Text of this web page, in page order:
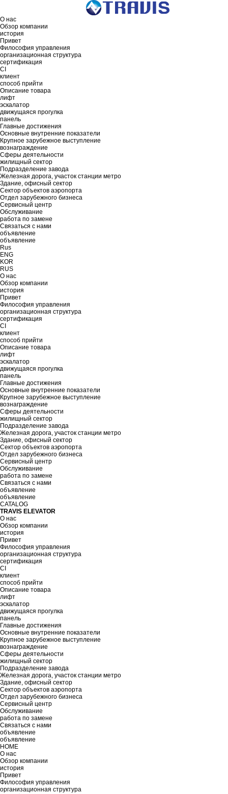
О нас
Обзор компании
история
Привет
Философия управления
организационная структура
сертификация
CI
клиент
способ прийти
Описание товара
лифт
эскалатор
движущаяся прогулка
панель
Главные достижения
Основные внутренние показатели
Крупное зарубежное выступление
вознаграждение
Сферы деятельности
жилищный сектор
Подразделение завода
Железная дорога, участок станции метро
Здание, офисный сектор
Сектор объектов аэропорта
Отдел зарубежного бизнеса
Сервисный центр
Обслуживание
работа по замене
Связаться с нами
объявление
объявление
Rus
ENG
KOR
RUS
О нас
Обзор компании
история
Привет
Философия управления
организационная структура
сертификация
CI
клиент
способ прийти
Описание товара
лифт
эскалатор
движущаяся прогулка
панель
Главные достижения
Основные внутренние показатели
Крупное зарубежное выступление
вознаграждение
Сферы деятельности
жилищный сектор
Подразделение завода
Железная дорога, участок станции метро
Здание, офисный сектор
Сектор объектов аэропорта
Отдел зарубежного бизнеса
Сервисный центр
Обслуживание
работа по замене
Связаться с нами
объявление
объявление
CATALOG
TRAVIS ELEVATOR
О нас
Обзор компании
история
Привет
Философия управления
организационная структура
сертификация
CI
клиент
способ прийти
Описание товара
лифт
эскалатор
движущаяся прогулка
панель
Главные достижения
Основные внутренние показатели
Крупное зарубежное выступление
вознаграждение
Сферы деятельности
жилищный сектор
Подразделение завода
Железная дорога, участок станции метро
Здание, офисный сектор
Сектор объектов аэропорта
Отдел зарубежного бизнеса
Сервисный центр
Обслуживание
работа по замене
Связаться с нами
объявление
объявление
HOME
О нас
Обзор компании
история
Привет
Философия управления
организационная структура